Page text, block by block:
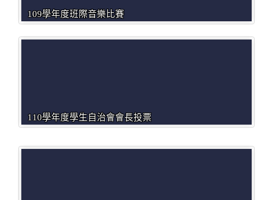
109學年度班際音樂比賽
110學年度學生自治會會長投票